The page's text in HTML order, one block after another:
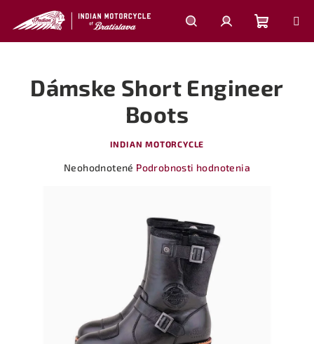
obsah
HľadaťPrihlásenie
košík
Dámske Short Engineer
Boots
INDIAN MOTORCYCLE
Priemerné
Neohodnotené Podrobnosti hodnotenia